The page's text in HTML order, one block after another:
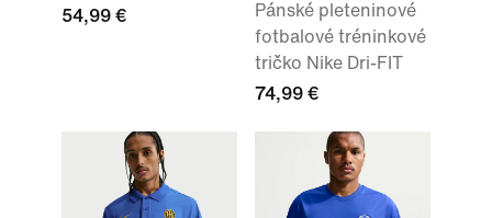
54,99 €
Pánské pleteninové
fotbalové tréninkové
tričko Nike Dri-FIT
74,99 €